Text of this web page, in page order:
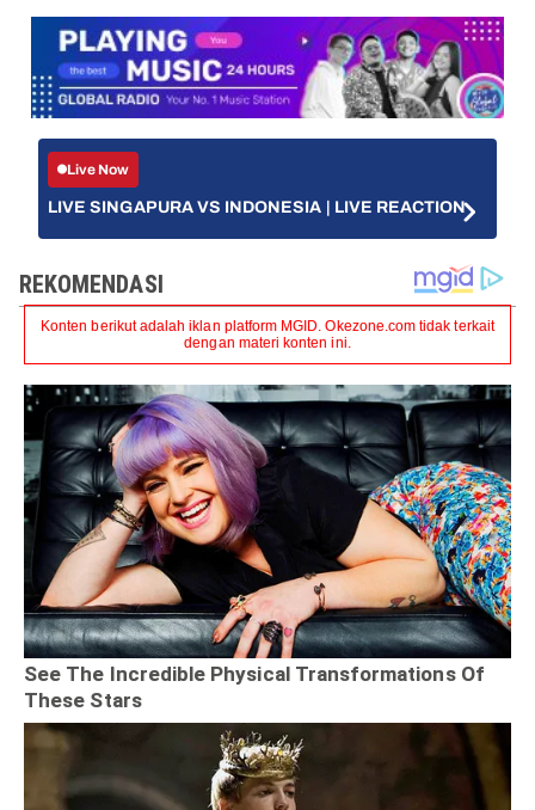
Live Now
LIVE SINGAPURA VS INDONESIA | LIVE REACTION